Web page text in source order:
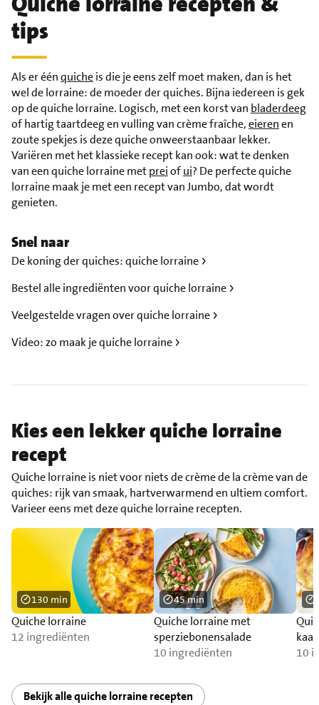
tips
Als er éénquicheis die je eens zelf moet maken, dan is het
wel de lorraine: de moeder der quiches. Bijna iedereen is gek
op de quiche lorraine. Logisch, met een korst van bladerdeeg
of hartig taartdeeg en vulling van crème fraîche,eierenen
zoute spekjes is deze quiche onweerstaanbaar lekker.
Variëren met het klassieke recept kan ook: wat te denken
van een quiche lorraine metpreiofui? De perfecte quiche
lorraine maak je met een recept van Jumbo, dat wordt
genieten.
Snel naar
De koning der quiches: quiche lorraine
Bestel alle ingrediënten voor quiche lorraine
Veelgestelde vragen over quiche lorraine
Video: zo maak je quiche lorraine
Kies een lekker quiche lorraine
recept
Quiche lorraine is niet voor niets de crème de la crème van de
quiches: rijk van smaak, hartverwarmend en ultiem comfort.
Varieer eens met deze quiche lorraine recepten.
Quiche lorraine
12 ingrediënten
130 min
Quiche lorraine met
sperziebonensalade
10 ingrediënten
45 min
kaas
10
Bekijk alle quiche lorraine recepten